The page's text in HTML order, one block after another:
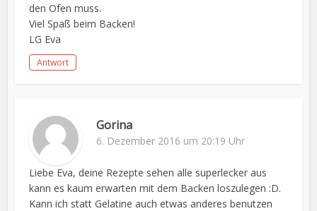
den Ofen muss.
Viel Spaß beim Backen!
LG Eva
Antwort
Gorina
6. Dezember 2016 um 20:19 Uhr
Liebe Eva, deine Rezepte sehen alle superlecker aus
kann es kaum erwarten mit dem Backen loszulegen :D.
Kann ich statt Gelatine auch etwas anderes benutzen